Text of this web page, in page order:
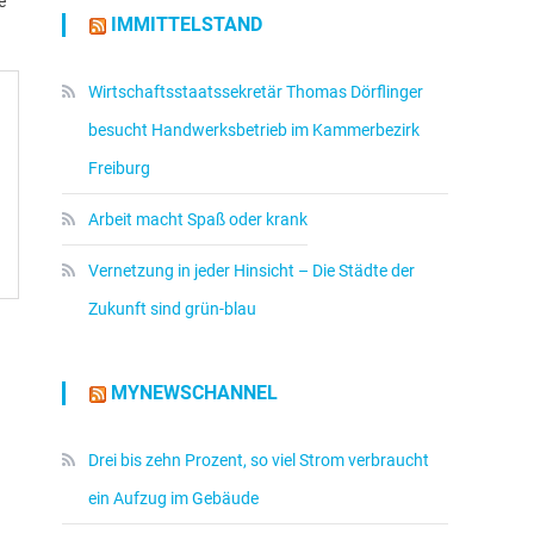
IMMITTELSTAND
Wirtschaftsstaatssekretär Thomas Dörflinger
besucht Handwerksbetrieb im Kammerbezirk
Freiburg
Arbeit macht Spaß oder krank
Vernetzung in jeder Hinsicht – Die Städte der
Zukunft sind grün-blau
MYNEWSCHANNEL
Drei bis zehn Prozent, so viel Strom verbraucht
ein Aufzug im Gebäude